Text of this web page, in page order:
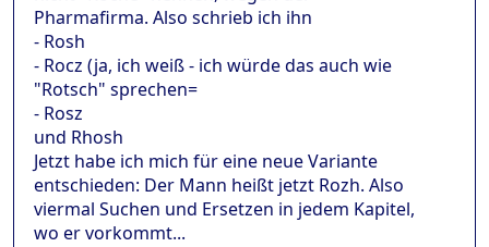
Pharmafirma. Also schrieb ich ihn
- Rosh
- Rocz (ja, ich weiß - ich würde das auch wie
"Rotsch" sprechen=
- Rosz
und Rhosh
Jetzt habe ich mich für eine neue Variante
entschieden: Der Mann heißt jetzt Rozh. Also
viermal Suchen und Ersetzen in jedem Kapitel,
wo er vorkommt...